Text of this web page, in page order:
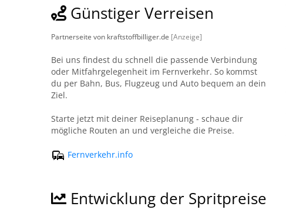
Günstiger Verreisen
Partnerseite von kraftstoffbilliger.de [Anzeige]
Bei uns findest du schnell die passende Verbindung
oder Mitfahrgelegenheit im Fernverkehr. So kommst
du per Bahn, Bus, Flugzeug und Auto bequem an dein
Ziel.
Starte jetzt mit deiner Reiseplanung - schaue dir
mögliche Routen an und vergleiche die Preise.
Fernverkehr.info
Entwicklung der Spritpreise